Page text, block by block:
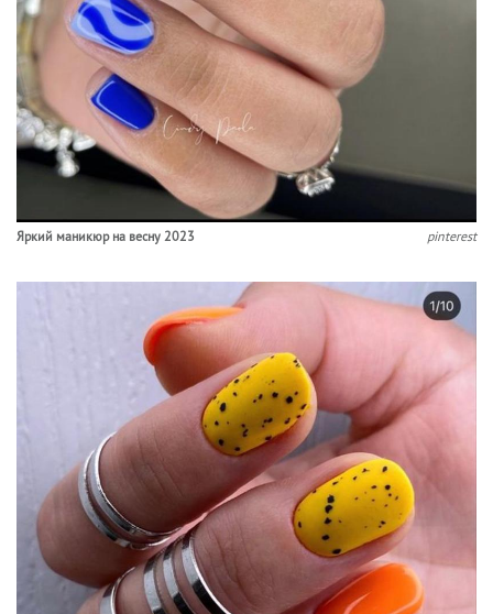
Яркий маникюр на весну 2023 pinterest